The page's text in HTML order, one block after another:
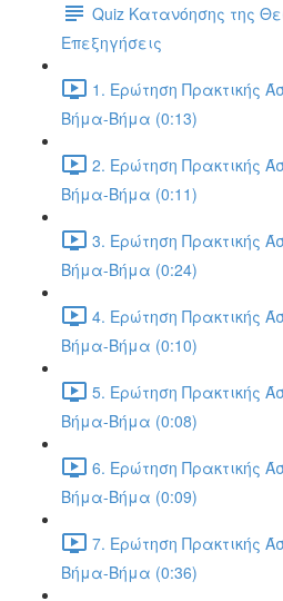
Quiz Κατανόησης της
Επεξηγήσεις
1. Ερώτηση Πρακτικής
Βήμα-Βήμα (0:13)
2. Ερώτηση Πρακτικής
Βήμα-Βήμα (0:11)
3. Ερώτηση Πρακτικής
Βήμα-Βήμα (0:24)
4. Ερώτηση Πρακτικής
Βήμα-Βήμα (0:10)
5. Ερώτηση Πρακτικής
Βήμα-Βήμα (0:08)
6. Ερώτηση Πρακτικής
Βήμα-Βήμα (0:09)
7. Ερώτηση Πρακτικής
Βήμα-Βήμα (0:36)